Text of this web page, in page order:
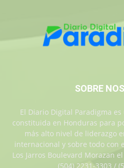
SOBRE
El Diario Digital Paradigma
constituida en Honduras para
más alto nivel de liderazgo
internacional y sobre todo con
Los Jarros Boulevard Morazan
(504) 2231-3303 /